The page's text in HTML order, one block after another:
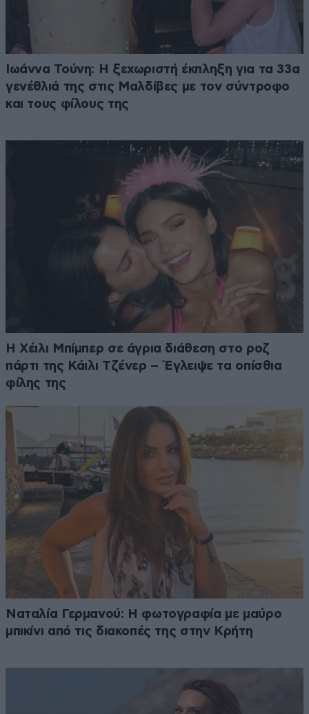
Ιωάννα Τούνη: Η ξεχωριστή έκπληξη για τα 33α
γενέθλιά της στις Μαλδίβες με τον σύντροφο
και τους φίλους της
Η Χέιλι Μπίμπερ σε άγρια διάθεση στο ροζ
πάρτι της Κάιλι Τζένερ – Έγλειψε τα οπίσθια
φίλης της
Ναταλία Γερμανού: Η φωτογραφία με μαύρο
μπικίνι από τις διακοπές της στην Κρήτη